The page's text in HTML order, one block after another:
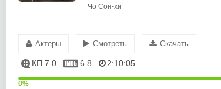
Чо Сон-хи
Актеры Смотреть Скачать
КП 7.0 6.8 2:10:05
0%